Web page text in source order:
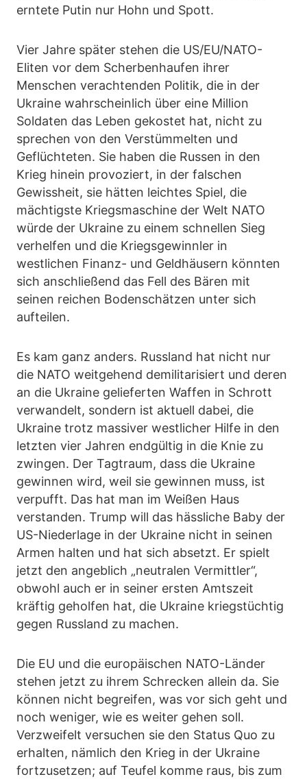
erntete Putin nur Hohn und Spott.
Vier Jahre später stehen die US/EU/NATO-
Eliten vor dem Scherbenhaufen ihrer
Menschen verachtenden Politik, die in der
Ukraine wahrscheinlich über eine Million
Soldaten das Leben gekostet hat, nicht zu
sprechen von den Verstümmelten und
Geflüchteten. Sie haben die Russen in den
Krieg hinein provoziert, in der falschen
Gewissheit, sie hätten leichtes Spiel, die
mächtigste Kriegsmaschine der Welt NATO
würde der Ukraine zu einem schnellen Sieg
verhelfen und die Kriegsgewinnler in
westlichen Finanz- und Geldhäusern könnten
sich anschließend das Fell des Bären mit
seinen reichen Bodenschätzen unter sich
aufteilen.
Es kam ganz anders. Russland hat nicht nur
die NATO weitgehend demilitarisiert und deren
an die Ukraine gelieferten Waffen in Schrott
verwandelt, sondern ist aktuell dabei, die
Ukraine trotz massiver westlicher Hilfe in den
letzten vier Jahren endgültig in die Knie zu
zwingen. Der Tagtraum, dass die Ukraine
gewinnen wird, weil sie gewinnen muss, ist
verpufft. Das hat man im Weißen Haus
verstanden. Trump will das hässliche Baby der
US-Niederlage in der Ukraine nicht in seinen
Armen halten und hat sich absetzt. Er spielt
jetzt den angeblich „neutralen Vermittler“,
obwohl auch er in seiner ersten Amtszeit
kräftig geholfen hat, die Ukraine kriegstüchtig
gegen Russland zu machen.
Die EU und die europäischen NATO-Länder
stehen jetzt zu ihrem Schrecken allein da. Sie
können nicht begreifen, was vor sich geht und
noch weniger, wie es weiter gehen soll.
Verzweifelt versuchen sie den Status Quo zu
erhalten, nämlich den Krieg in der Ukraine
fortzusetzen; auf Teufel komme raus, bis zum